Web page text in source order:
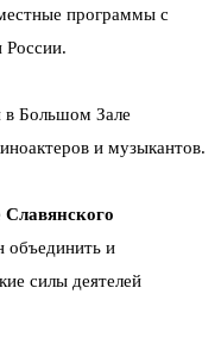
программы с
России.
в Большом Зале
и музыкантов.
Славянского
объединить и
силы деятелей